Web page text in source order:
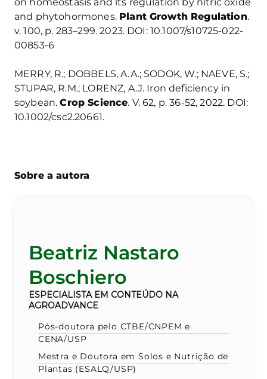
and phytohormones. Plant Growth Regulation.
v. 100, p. 283–299. 2023. DOI: 10.1007/s10725-022-
00853-6
MERRY, R.; DOBBELS, A.A.; SODOK, W.; NAEVE, S.;
STUPAR, R.M.; LORENZ, A.J. Iron deficiency in
soybean.Crop Science. V. 62, p. 36-52, 2022. DOI:
10.1002/csc2.20661.
Sobre a autora
Beatriz Nastaro
Boschiero
ESPECIALISTA EM CONTEÚDO NA
AGROADVANCE
Pós-doutora pelo CTBE/CNPEM e
CENA/USP
Mestra e Doutora em Solos e Nutrição de
Plantas (ESALQ/USP)